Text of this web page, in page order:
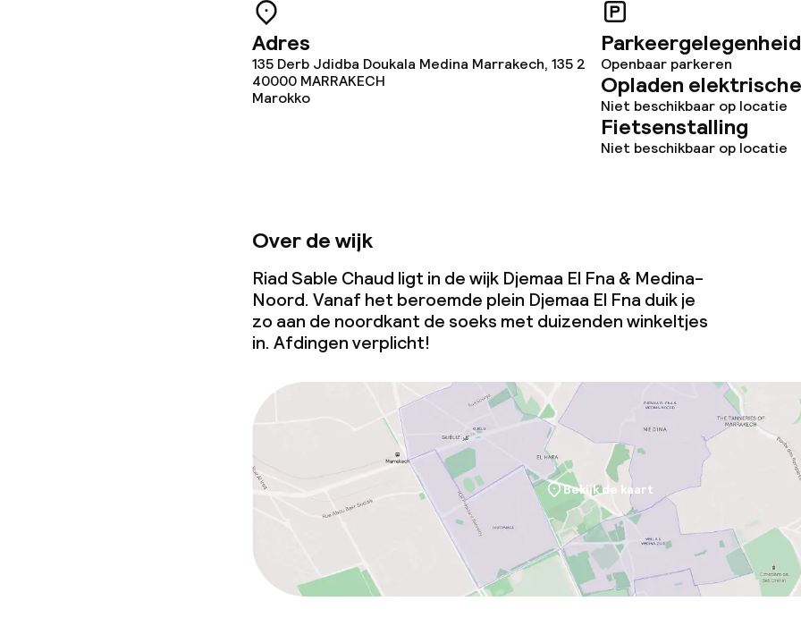
Adres
135 Derb Jdidba Doukala Medina Marrakech, 135 2
40000 MARRAKECH
Marokko
Parkeergelegenheid
Openbaar parkeren
Opladen
Niet beschikbaar op locatie
Fietsenstalling
Niet beschikbaar op locatie
Over de wijk
Riad Sable Chaud ligt in de wijk Djemaa El Fna & Medina-
Noord. Vanaf het beroemde plein Djemaa El Fna duik je
zo aan de noordkant de soeks met duizenden winkeltjes
in. Afdingen verplicht!
Bekijk de kaart